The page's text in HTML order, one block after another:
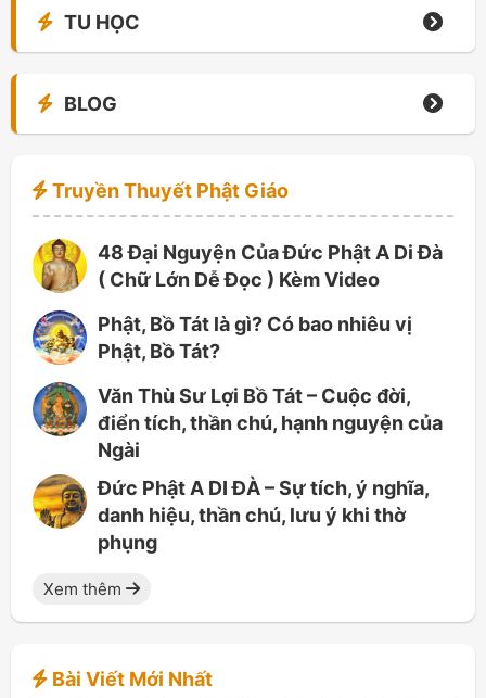
TU HỌC
BLOG
Truyền Thuyết Phật Giáo
48 Đại Nguyện Của Đức Phật A Di Đà
( Chữ Lớn Dễ Đọc ) Kèm Video
Phật, Bồ Tát là gì? Có bao nhiêu vị
Phật, Bồ Tát?
Văn Thù Sư Lợi Bồ Tát – Cuộc đời,
điển tích, thần chú, hạnh nguyện của
Ngài
Đức Phật A DI ĐÀ – Sự tích, ý nghĩa,
danh hiệu, thần chú, lưu ý khi thờ
phụng
Xem thêm
Bài Viết Mới Nhất